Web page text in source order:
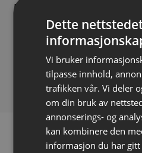
Materiale:
1000 mm
Bredde: 250 mm
Lengde:1000 mm
6 kg (36 kg med vann)
Dette
Vi bruker
tilpasse innhold,
trafikken vår. Vi deler
om din bruk av
annonserings- og
kan kombinere den
informasjon du har